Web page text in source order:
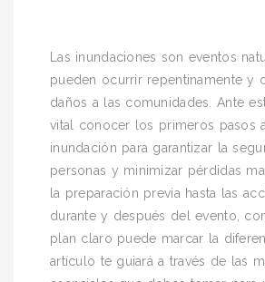
Las inundaciones son eventos
pueden ocurrir repentinamente y
daños a las comunidades. Ante
vital conocer los primeros pasos
inundación para garantizar la
personas y minimizar pérdidas
la preparación previa hasta las
durante y después del evento,
plan claro puede marcar la
artículo te guiará a través de las